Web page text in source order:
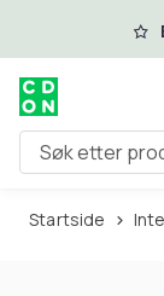
Hopp til
Søk etter
Startside